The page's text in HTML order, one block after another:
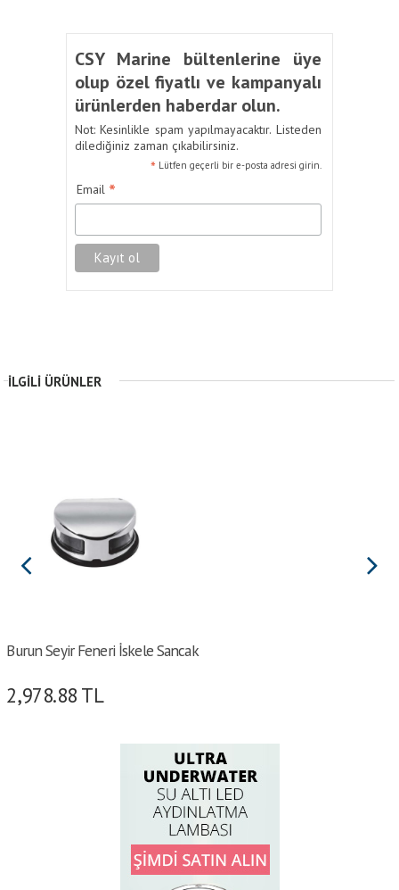
CSY Marine bültenlerine üye
olup özel fiyatlı ve kampanyalı
ürünlerden haberdar olun.
Not: Kesinlikle spam yapılmayacaktır. Listeden
dilediğiniz zaman çıkabilirsiniz.
* Lütfen geçerli bir e-posta adresi girin.
Email *
İLGILI ÜRÜNLER
Burun Seyir Feneri İskele Sancak
2,978.88 TL